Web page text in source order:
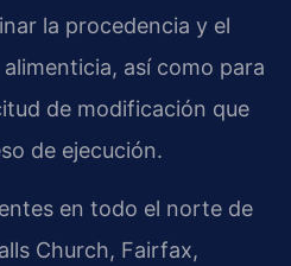
la procedencia y el
así como para
de modificación que
de ejecución.
en todo el norte de
Church, Fairfax,